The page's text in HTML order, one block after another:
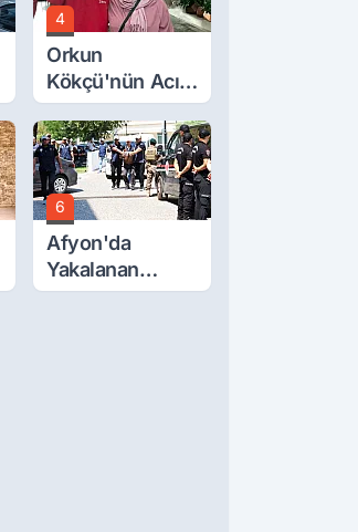
4
Orkun
Kökçü'nün Acı
Günü... Cenaze
Namazı
Emirdağ'da
6
Afyon'da
Yakalanan
FETÖ'cü